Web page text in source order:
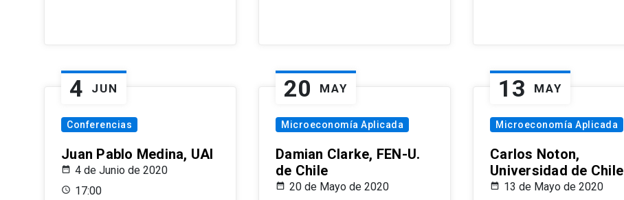
4 JUN
Conferencias
Juan Pablo Medina, UAI
4 de Junio de 2020
17:00
20 MAY
Microeconomía Aplicada
Damian Clarke, FEN-U.
de Chile
20 de Mayo de 2020
13 MAY
Microeconomía Aplicada
Carlos Noton,
Universidad de Chile
13 de Mayo de 2020